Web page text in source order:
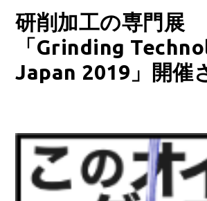
研削加工の専門展
「Grinding
Japan 2019」開催